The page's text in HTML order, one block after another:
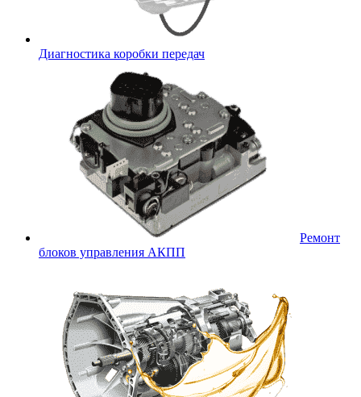
Диагностика коробки передач
Ремонт
блоков управления АКПП